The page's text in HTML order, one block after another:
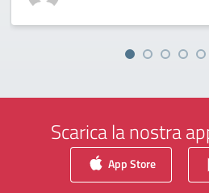
Scarica la nostra
App Store